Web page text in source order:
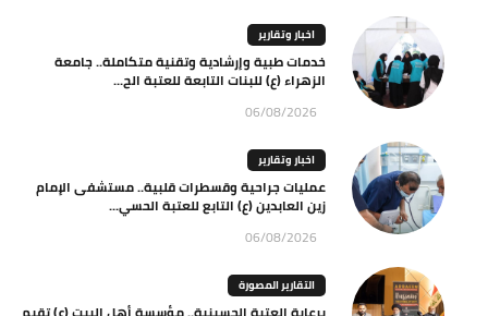
اخبار وتقارير
خدمات طبية وإرشادية وتقنية متكاملة.. جامعة
الزهراء (ع) للبنات التابعة للعتبة الح...
06/08/2026
اخبار وتقارير
عمليات جراحية وقسطرات قلبية.. مستشفى الإمام
زين العابدين (ع) التابع للعتبة الحسي...
06/08/2026
التقارير المصورة